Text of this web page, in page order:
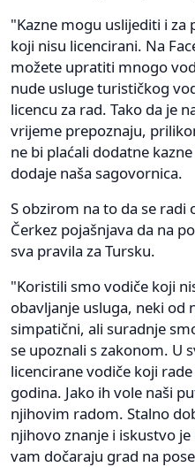
"Kazne mogu uslijediti i
koji nisu licencirani. Na
možete upratiti mnogo
nude usluge turističkog
licencu za rad. Tako da je
vrijeme prepoznaju,
ne bi plaćali dodatne
dodaje naša sagovornica.
S obzirom na to da se
Čerkez pojašnjava da na
sva pravila za Tursku.
"Koristili smo vodiče koji
obavljanje usluga, neki od
simpatični, ali suradnje
se upoznali s zakonom. U
licencirane vodiče koji
godina. Jako ih vole naši
njihovim radom. Stalno
njihovo znanje i iskustvo
vam dočaraju grad na